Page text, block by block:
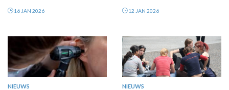
16 JAN 2026 12 JAN 2026
Premium
NIEUWS
Premium
NIEUWS